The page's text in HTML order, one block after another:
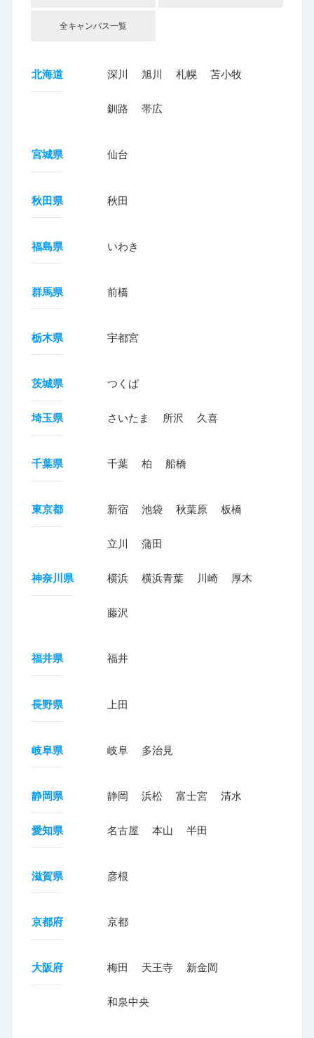
全キャンパス一覧
北海道 深川 旭川 札幌 苫小牧
釧路 帯広
宮城県 仙台
秋田県 秋田
福島県 いわき
群馬県 前橋
栃木県 宇都宮
茨城県 つくば
埼玉県 さいたま 所沢 久喜
千葉県 千葉 柏 船橋
東京都 新宿 池袋 秋葉原 板橋
立川 蒲田
神奈川県 横浜 横浜青葉 川崎 厚木
藤沢
福井県 福井
長野県 上田
岐阜県 岐阜 多治見
静岡県 静岡 浜松 富士宮 清水
愛知県 名古屋 本山 半田
滋賀県 彦根
京都府 京都
大阪府 梅田 天王寺 新金岡
和泉中央